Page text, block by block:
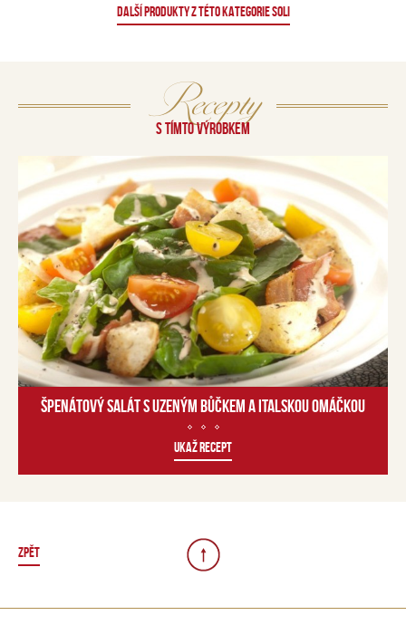
DALŠÍ PRODUKTY Z TÉTO KATEGORIE SOLI
Recepty
S TÍMTO VÝROBKEM
ŠPENÁTOVÝ SALÁT S UZENÝM BŮČKEM A ITALSKOU OMÁČKOU
UKAŽ RECEPT
ZPĚT